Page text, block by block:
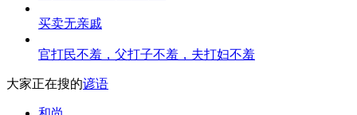
买卖无亲戚
官打民不羞，父打子不羞，夫打妇不羞
大家正在搜的谚语